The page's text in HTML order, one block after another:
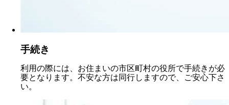
手続き
利用の際には、お住まいの市区町村の役所で手続きが必
要となります。不安な方は同行しますので、ご安心下さ
い。